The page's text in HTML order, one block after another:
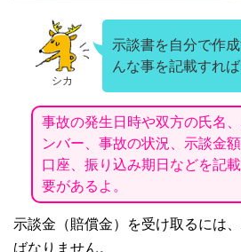
シカ
示談書を自分で作
んな事を記載すれ
事故の発生日時や双方の氏名
ンバー、事故の状況、示談金
口座、振り込み期日などを記
要があるよ。
示談金（賠償金）を受け取るには
ばなりません。